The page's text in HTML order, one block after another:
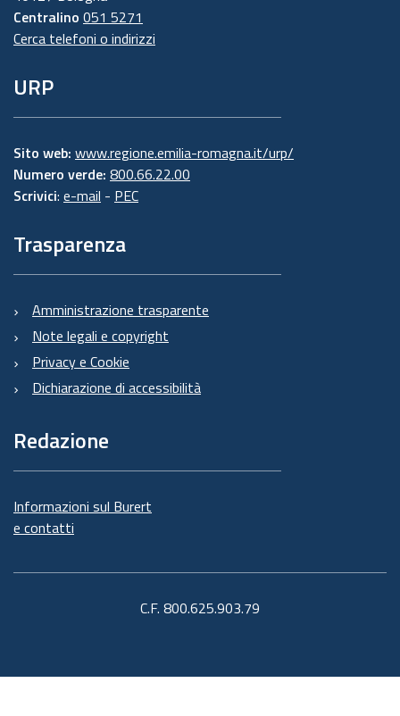
Centralino 051 5271
Cerca telefoni o indirizzi
URP
Sito web: www.regione.emilia-romagna.it/urp/
Numero verde: 800.66.22.00
Scrivici: e-mail - PEC
Trasparenza
Amministrazione trasparente
Note legali e copyright
Privacy e Cookie
Dichiarazione di accessibilità
Redazione
Informazioni sul Burert
e contatti
C.F. 800.625.903.79